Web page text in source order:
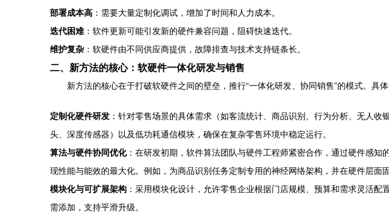
部署成本高 ：需要大量定制化调试，增加了时间和人力成本。
迭代困难：软件更新可能引发新的硬件兼容问题，阻碍快速迭代。
维护复杂 ：软硬件由不同供应商提供，故障排查与技术支持链条长。
二、新方法的核心：软硬件一体化研发与销售
新方法的核心在于打破软硬件之间的壁垒，推行“一体化研发、协同销售”的模式。具体
定制化硬件研发 ：针对零售场景的具体需求（如客流统计、商品识别、行为分析、无人
头、深度传感器）以及低功耗通信模块，确保在复杂零售环境中稳定运行。
算法与硬件协同优化：在研发初期，软件算法团队与硬件工程师紧密合作，通过硬件感
现性能与能效的最大化。例如，为商品识别任务定制专用的神经网络架构，并在硬件层面
模块化与可扩展架构 ：采用模块化设计，允许零售企业根据门店规模、预算和需求灵活
需添加，支持平滑升级。